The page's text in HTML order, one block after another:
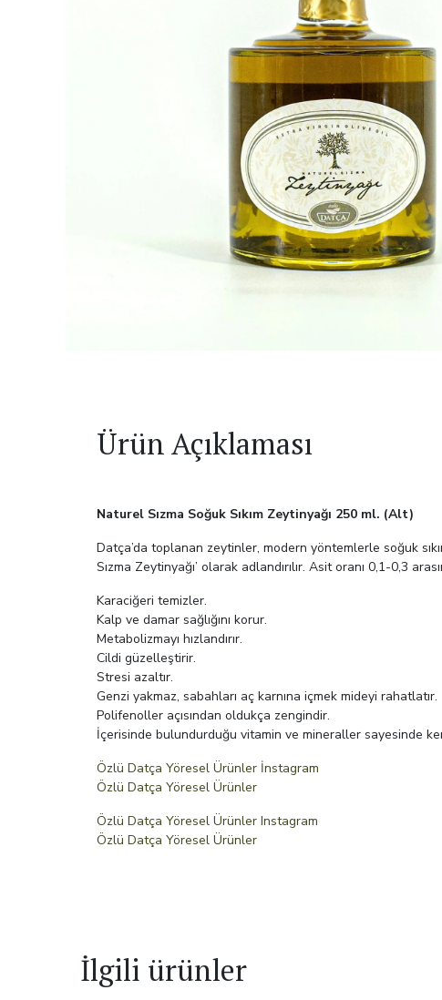
Ürün Açıklaması
Naturel Sızma Soğuk Sıkım Zeytinyağı 250 ml. (Alt)
Datça’da toplanan zeytinler, modern yöntemlerle soğuk
Sızma Zeytinyağı’ olarak adlandırılır. Asit oranı 0,1-0,3
Karaciğeri temizler.
Kalp ve damar sağlığını korur.
Metabolizmayı hızlandırır.
Cildi güzelleştirir.
Stresi azaltır.
Genzi yakmaz, sabahları aç karnına içmek mideyi rahatlatır.
Polifenoller açısından oldukça zengindir.
İçerisinde bulundurduğu vitamin ve mineraller sayesinde
Özlü Datça Yöresel Ürünler İnstagram
Özlü Datça Yöresel Ürünler
Özlü Datça Yöresel Ürünler Instagram
Özlü Datça Yöresel Ürünler
İlgili ürünler